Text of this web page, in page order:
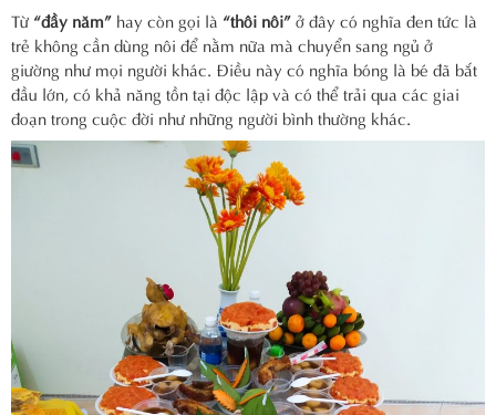
Từ “đầy năm” hay còn gọi là “thôi nôi”ở đây có nghĩa đen tức là
trẻ không cần dùng nôi để nằm nữa mà chuyển sang ngủ ở
giường như mọi người khác. Điều này có nghĩa bóng là bé đã bắt
đầu lớn, có khả năng tồn tại độc lập và có thể trải qua các giai
đoạn trong cuộc đời như những người bình thường khác.